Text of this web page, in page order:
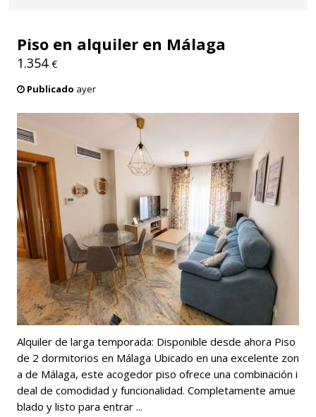
Piso en alquiler en Málaga
1.354 €
Publicado ayer
Alquiler de larga temporada: Disponible desde ahora Piso
de 2 dormitorios en Málaga Ubicado en una excelente zon
a de Málaga, este acogedor piso ofrece una combinación i
deal de comodidad y funcionalidad. Completamente amue
blado y listo para entrar ...